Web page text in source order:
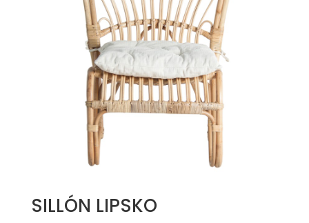
SILLÓN LIPSKO